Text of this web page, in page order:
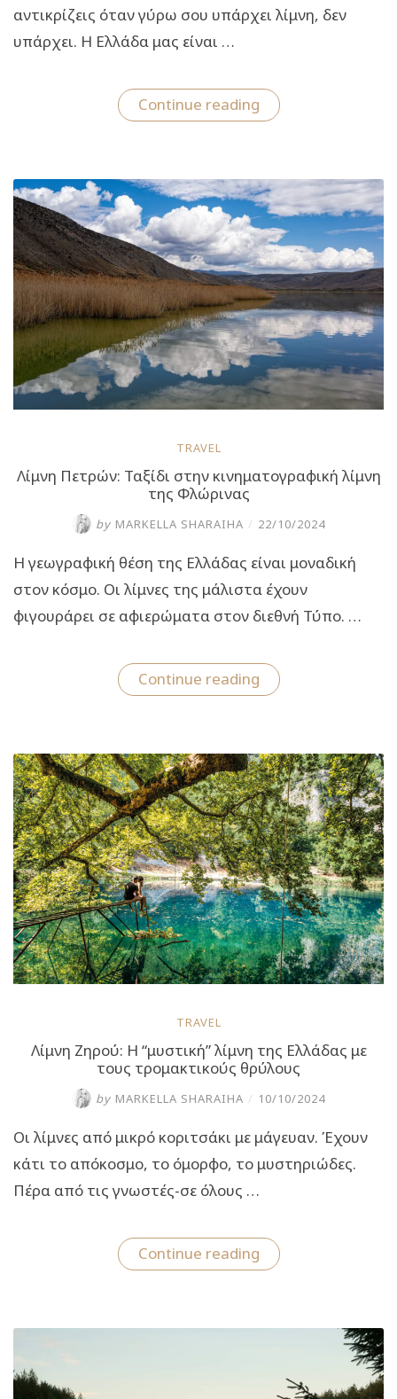
αντικρίζεις όταν γύρω σου υπάρχει λίμνη, δεν
υπάρχει. Η Ελλάδα μας είναι …
Continue reading“Ζορίκα:
Ταξίδι
λίμνη
με
νούφαρα
στην
Ήπειρο”
TRAVEL
Λίμνη Πετρών: Ταξίδι στην κινηματογραφική λίμνη
της Φλώρινας
by MARKELLA SHARAIHA / 22/10/2024
Η γεωγραφική θέση της Ελλάδας είναι μοναδική
στον κόσμο. Οι λίμνες της μάλιστα έχουν
φιγουράρει σε αφιερώματα στον διεθνή Τύπο. …
Continue reading“Λίμνη
Πετρών:
λίμνη
της
Φλώρινας”
TRAVEL
Λίμνη Ζηρού: Η “μυστική” λίμνη της Ελλάδας με
τους τρομακτικούς θρύλους
by MARKELLA SHARAIHA / 10/10/2024
Οι λίμνες από μικρό κοριτσάκι με μάγευαν. Έχουν
κάτι το απόκοσμο, το όμορφο, το μυστηριώδες.
Πέρα από τις γνωστές-σε όλους …
Continue reading“Λίμνη
Ζηρού:
της
τους
τρομακτικούς